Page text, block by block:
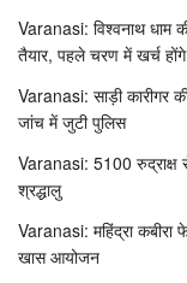
Varanasi: विश्वनाथ धाम
तैयार, पहले चरण में खर्च
Varanasi: साड़ी कारीगर
जांच में जुटी पुलिस
Varanasi: 5100 रुद्राक्ष
श्रद्धालु
Varanasi: महिंद्रा
खास आयोजन